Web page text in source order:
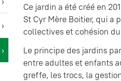
Ce jardin a été créé en
St Cyr Mère Boitier, qui
collectives et cohésion
Le principe des jardins
entre adultes et enfants
greffe, les trocs, la